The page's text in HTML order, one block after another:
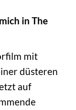
in The
mit
düsteren
auf